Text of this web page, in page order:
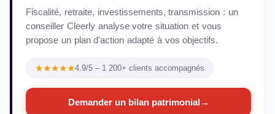
Fiscalité, retraite, investissements, transmission : un
conseiller Cleerly analyse votre situation et vous
propose un plan d'action adapté à vos objectifs.
★★★★★4.9/5 – 1 200+ clients accompagnés
Demander un bilan patrimonial →